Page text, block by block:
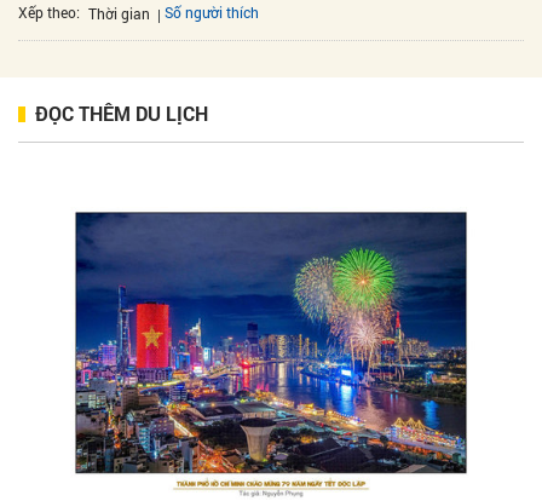
Xếp theo: Thời gian Số người thích
ĐỌC THÊM DU LỊCH